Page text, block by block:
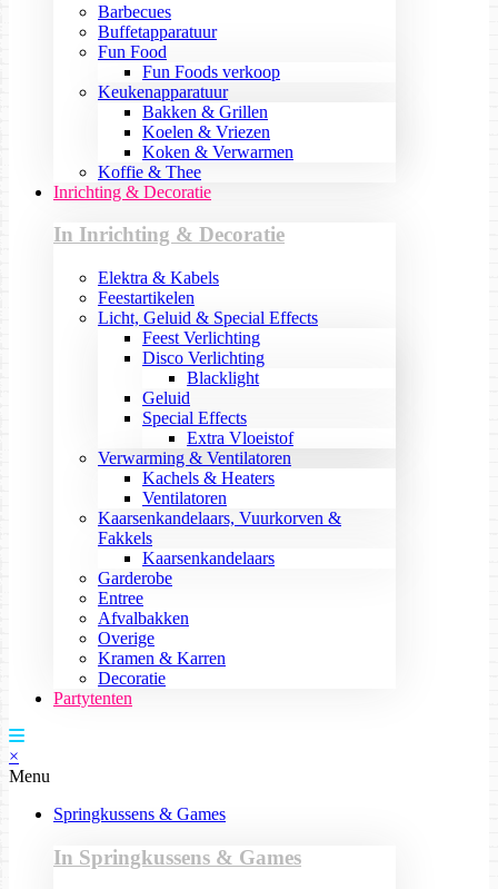
Barbecues
Buffetapparatuur
Fun Food
Fun Foods verkoop
Keukenapparatuur
Bakken & Grillen
Koelen & Vriezen
Koken & Verwarmen
Koffie & Thee
Inrichting & Decoratie
In Inrichting & Decoratie
Elektra & Kabels
Feestartikelen
Licht, Geluid & Special Effects
Feest Verlichting
Disco Verlichting
Blacklight
Geluid
Special Effects
Extra Vloeistof
Verwarming & Ventilatoren
Kachels & Heaters
Ventilatoren
Kaarsenkandelaars, Vuurkorven &
Fakkels
Kaarsenkandelaars
Garderobe
Entree
Afvalbakken
Overige
Kramen & Karren
Decoratie
Partytenten
×
Menu
Springkussens & Games
In Springkussens & Games